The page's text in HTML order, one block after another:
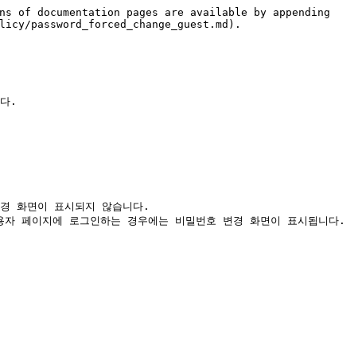
documentation pages are available by appending
password_forced_change_guest.md).
.
화면이 표시되지 않습니다.
페이지에 로그인하는 경우에는 비밀번호 변경 화면이 표시됩니다.